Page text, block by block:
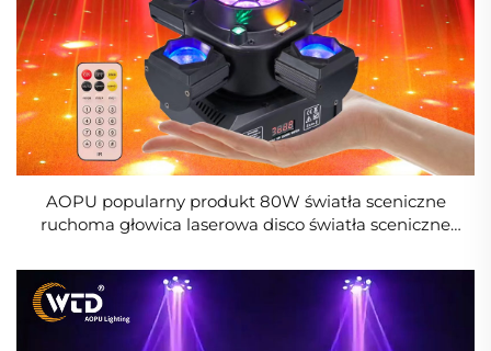
AOPU popularny produkt 80W światła sceniczne
ruchoma głowica laserowa disco światła sceniczne